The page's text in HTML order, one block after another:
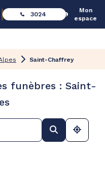
3024
Mon
espace
Saint-Chaffrey
funèbres : Saint-